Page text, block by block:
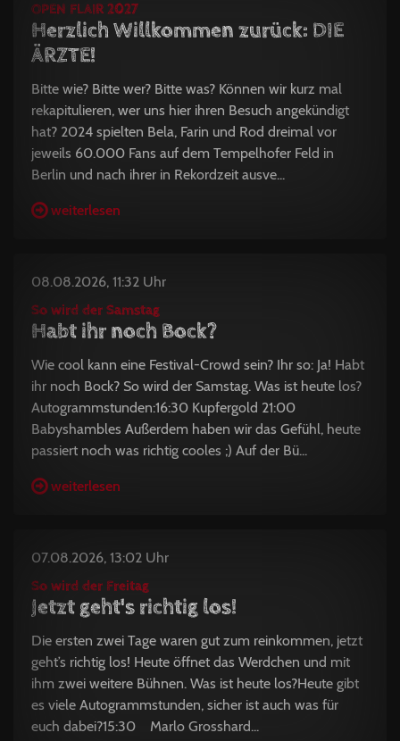
OPEN FLAIR 2027
Herzlich Willkommen zurück: DIE
ÄRZTE!
Bitte wie? Bitte wer? Bitte was? Können wir kurz mal
rekapitulieren, wer uns hier ihren Besuch angekündigt
hat? 2024 spielten Bela, Farin und Rod dreimal vor
jeweils 60.000 Fans auf dem Tempelhofer Feld in
Berlin und nach ihrer in Rekordzeit ausve...
weiterlesen
08.08.2026, 11:32 Uhr
So wird der Samstag
Habt ihr noch Bock?
Wie cool kann eine Festival-Crowd sein? Ihr so: Ja! Habt
ihr noch Bock? So wird der Samstag. Was ist heute los?
Autogrammstunden:16:30 Kupfergold 21:00
Babyshambles Außerdem haben wir das Gefühl, heute
passiert noch was richtig cooles ;) Auf der Bü...
weiterlesen
07.08.2026, 13:02 Uhr
So wird der Freitag
Jetzt geht's richtig los!
Die ersten zwei Tage waren gut zum reinkommen, jetzt
geht’s richtig los! Heute öffnet das Werdchen und mit
ihm zwei weitere Bühnen. Was ist heute los?Heute gibt
es viele Autogrammstunden, sicher ist auch was für
euch dabei?15:30 Marlo Grosshard...